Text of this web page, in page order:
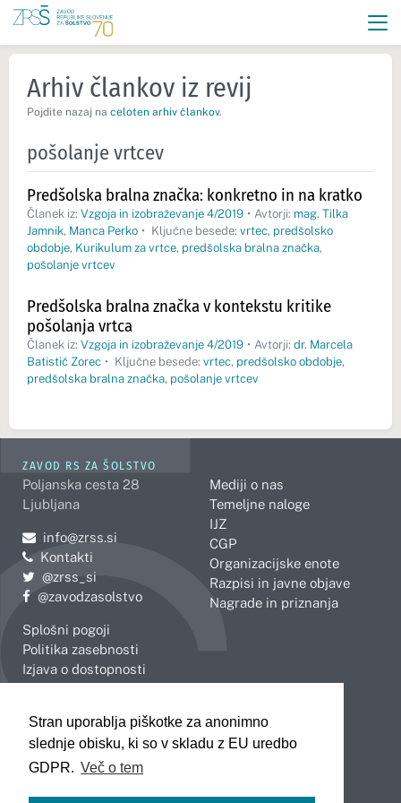
Stran uporablja piškotke za anonimno
slednje obisku, ki so v skladu z EU uredbo
GDPR. Več o tem
Arhiv člankov iz revij
Pojdite nazaj na celoten arhiv člankov.
pošolanje vrtcev
Predšolska bralna značka: konkretno in na kratko
Članek iz: Vzgoja in izobraževanje 4/2019 • Avtorji: mag. Tilka
Jamnik, Manca Perko • Ključne besede: vrtec, predšolsko
obdobje, Kurikulum za vrtce, predšolska bralna značka,
pošolanje vrtcev
Predšolska bralna značka v kontekstu kritike
pošolanja vrtca
Članek iz: Vzgoja in izobraževanje 4/2019 • Avtorji: dr. Marcela
Batistič Zorec • Ključne besede: vrtec, predšolsko obdobje,
predšolska bralna značka, pošolanje vrtcev
ZAVOD RS ZA ŠOLSTVO
Poljanska cesta 28
Ljubljana
Pošljite e-mail na
info@zrss.si
Kontakti
Pojdite na Twitter:
@zrss_si
Pojdite na Facebook:
@zavodzasolstvo
Splošni pogoji
Politika zasebnosti
Izjava o dostopnosti
Mediji o nas
Temeljne naloge
IJZ
CGP
Organizacijske enote
Razpisi in javne objave
Nagrade in priznanja
Celje
Koper
Kranj
Novo mesto
Slovenj Gradec